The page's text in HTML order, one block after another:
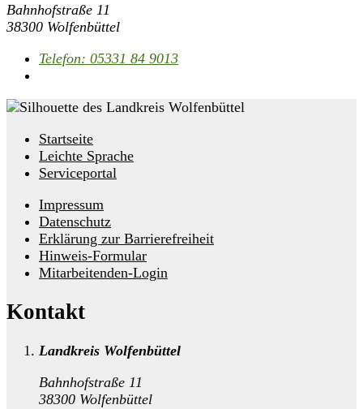
Bahnhofstraße 11
38300 Wolfenbüttel
Telefon: 05331 84 9013
Startseite
Leichte Sprache
Serviceportal
Impressum
Datenschutz
Erklärung zur Barrierefreiheit
Hinweis-Formular
Mitarbeitenden-Login
Kontakt
Landkreis Wolfenbüttel
Bahnhofstraße 11
38300 Wolfenbüttel